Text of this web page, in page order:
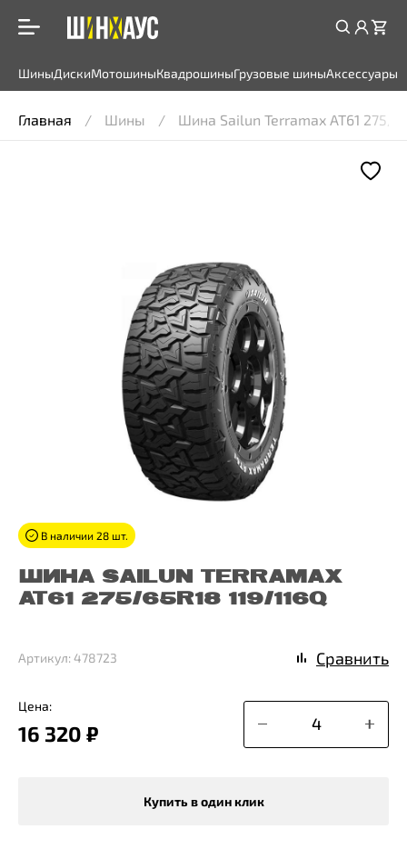
ШиныДискиМотошиныКвадрошиныГрузовые шиныАксессуары
Главная Шины Шина Sailun Terramax AT61 275/
ШИНА SAILUN TERRAMAX
AT61 275/65R18 119/116Q
В наличии 28 шт.
Цена:
16 320 ₽
Купить в один клик
Артикул: 478723 Сравнить